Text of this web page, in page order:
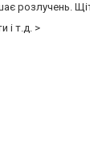
розлучень.
і т.д. >